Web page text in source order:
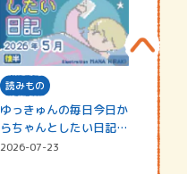
読みもの
ゆっきゅんの毎日今日か
らちゃんとしたい日記
☆202…
2026-07-23